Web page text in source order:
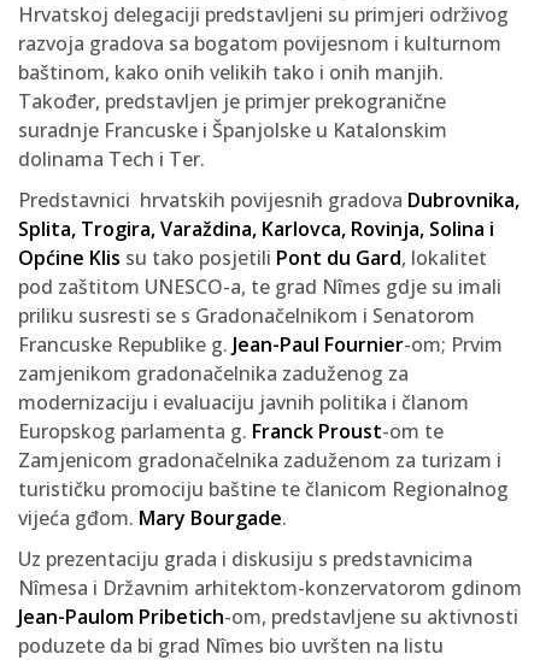
Hrvatskoj delegaciji predstavljeni su primjeri održivog
razvoja gradova sa bogatom povijesnom i kulturnom
baštinom, kako onih velikih tako i onih manjih.
Također, predstavljen je primjer prekogranične
suradnje Francuske i Španjolske u Katalonskim
dolinama Tech i Ter.
Predstavnici hrvatskih povijesnih gradova Dubrovnika,
Splita, Trogira, Varaždina, Karlovca, Rovinja, Solina i
Općine Klis su tako posjetili Pont du Gard, lokalitet
pod zaštitom UNESCO-a, te grad Nîmes gdje su imali
priliku susresti se s Gradonačelnikom i Senatorom
Francuske Republike g. Jean-Paul Fournier-om; Prvim
zamjenikom gradonačelnika zaduženog za
modernizaciju i evaluaciju javnih politika i članom
Europskog parlamenta g. Franck Proust-om te
Zamjenicom gradonačelnika zaduženom za turizam i
turističku promociju baštine te članicom Regionalnog
vijeća gđom. Mary Bourgade.
Uz prezentaciju grada i diskusiju s predstavnicima
Nîmesa i Državnim arhitektom-konzervatorom gdinom
Jean-Paulom Pribetich-om, predstavljene su aktivnosti
poduzete da bi grad Nîmes bio uvršten na listu